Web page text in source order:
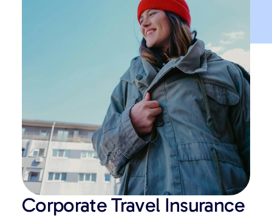
Corporate Travel Insurance